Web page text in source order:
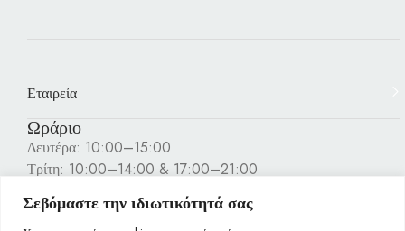
Σεβόμαστε την ιδιωτικότητά σας
Εταιρεία
Ωράριο
Δευτέρα: 10:00–15:00
Τρίτη: 10:00–14:00 & 17:00–21:00
Πέμπτη: 10:00–14:00 & 17:00–21:00